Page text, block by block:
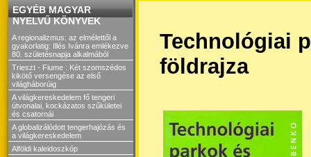
EGYÉB MAGYAR
NYELVŰ KÖNYVEK
A regionalizmus: az elmélettől a
gyakorlatig: Illés Ivánra emlékezve
80. születésnapja alkalmából
Trieszt - Fiume : Két szomszédos
kikötő versengése az első
világháborúig
A világkereskedelem fő tengeri
útvonalai, kockázatos szűkületei
és csatornái
A globalizálódott tengerhajózás és
a világkereskedelem
Alföldi kaleidoszkóp
Technológiai
földrajza